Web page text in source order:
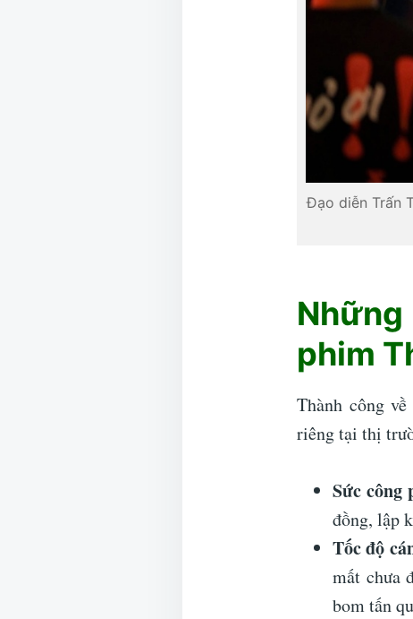
Đạo diễn Trấn
phim
Thành công
riêng tại thị
Sức công
đồng, lập
Tốc độ
mất chưa
bom tấn